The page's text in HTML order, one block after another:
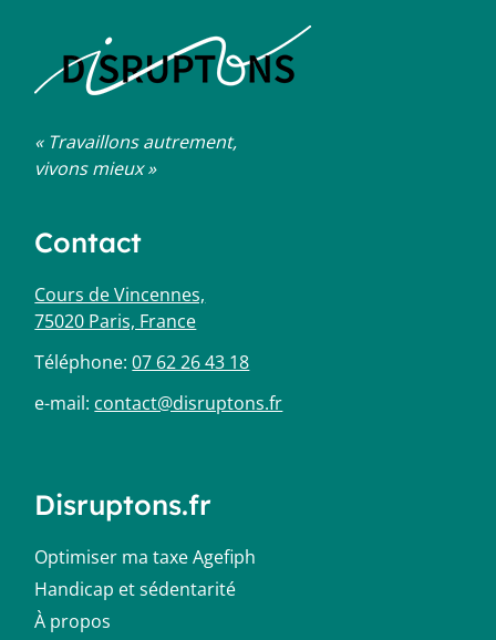
« Travaillons autrement,
vivons mieux »
Contact
Cours de Vincennes,
75020 Paris, France
Téléphone:07 62 26 43 18
e-mail: contact@disruptons.fr
Disruptons.fr
Optimiser ma taxe Agefiph
Handicap et sédentarité
À propos